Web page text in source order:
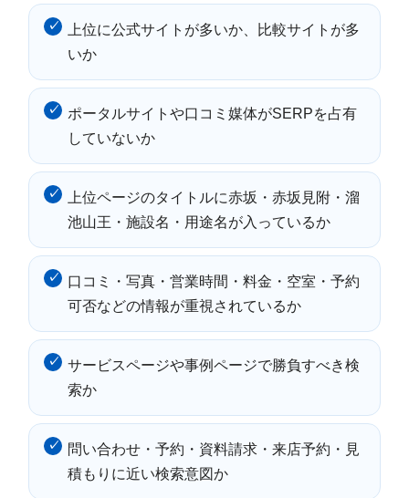
上位に公式サイトが多いか、比較サイトが多
いか
ポータルサイトや口コミ媒体がSERPを占有
していないか
上位ページのタイトルに赤坂・赤坂見附・溜
池山王・施設名・用途名が入っているか
口コミ・写真・営業時間・料金・空室・予約
可否などの情報が重視されているか
サービスページや事例ページで勝負すべき検
索か
問い合わせ・予約・資料請求・来店予約・見
積もりに近い検索意図か